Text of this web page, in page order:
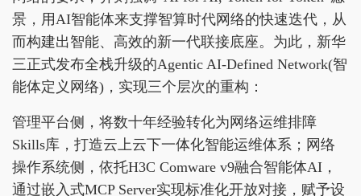
景，用AI智能体来支撑智算时代网络的快速迭代，从
而构建出智能、高效的新一代联接底座。为此，新华
三正式发布全栈升级的Agentic AI-Defined Network(智
能体定义网络)，实现三个层次的重构：
管理平台侧，将数十年经验转化为网络运维排障
Skills库，打造云上云下一体化智能运维体系；网络
操作系统侧，依托H3C Comware v9融合智能体AI，
通过嵌入式MCP Server实现标准化开放对接，赋予设